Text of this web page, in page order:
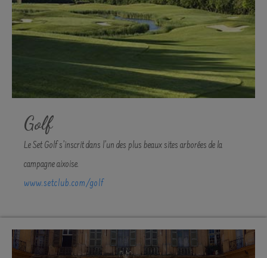
Golf
Le Set Golf s’inscrit dans l’un des plus beaux sites arborées de la
campagne aixoise.
www.setclub.com/golf